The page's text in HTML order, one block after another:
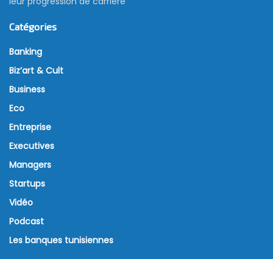
Catégories
Banking
Biz’art & Cult
Business
Eco
Entreprise
Executives
Managers
Startups
Vidéo
Podcast
Les banques tunisiennes